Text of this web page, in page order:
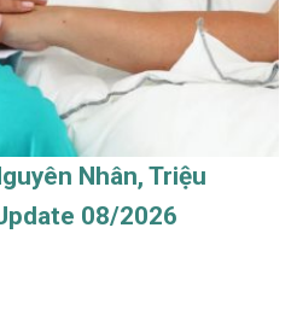
Nhân, Triệu
08/2026